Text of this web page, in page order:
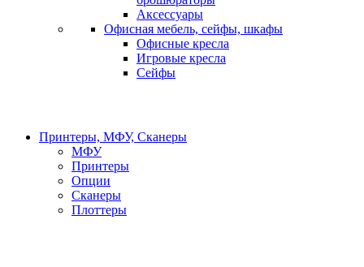
Аксессуары
Офисная мебель, сейфы, шкафы
Офисные кресла
Игровые кресла
Сейфы
Принтеры, МФУ, Сканеры
МФУ
Принтеры
Опции
Сканеры
Плоттеры